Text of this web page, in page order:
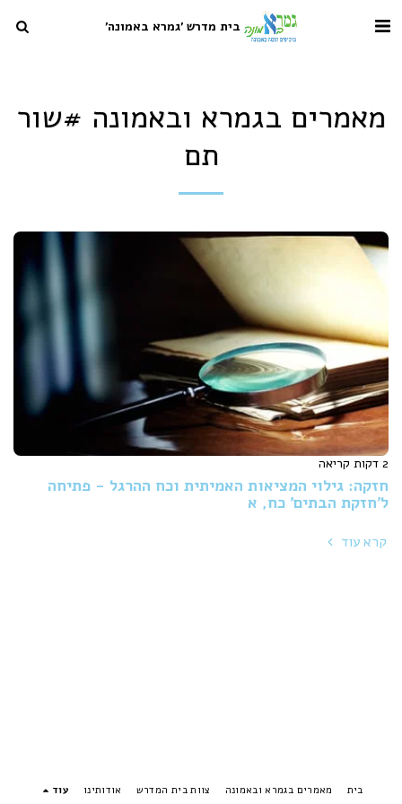
בית מדרש 'גמרא באמונה'
מאמרים בגמרא ובאמונה #שור
תם
2 דקות קריאה
חזקה: גילוי המציאות האמיתית וכח ההרגל - פתיחה
ל'חזקת הבתים' כח, א
קרא עוד
בית מאמרים בגמרא ובאמונה צוות בית המדרש אודותינו עוד